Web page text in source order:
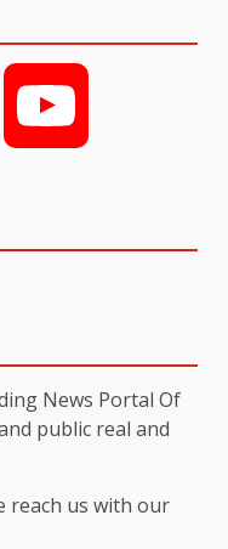
Twitter
News Portal Of
public real and
reach us with our